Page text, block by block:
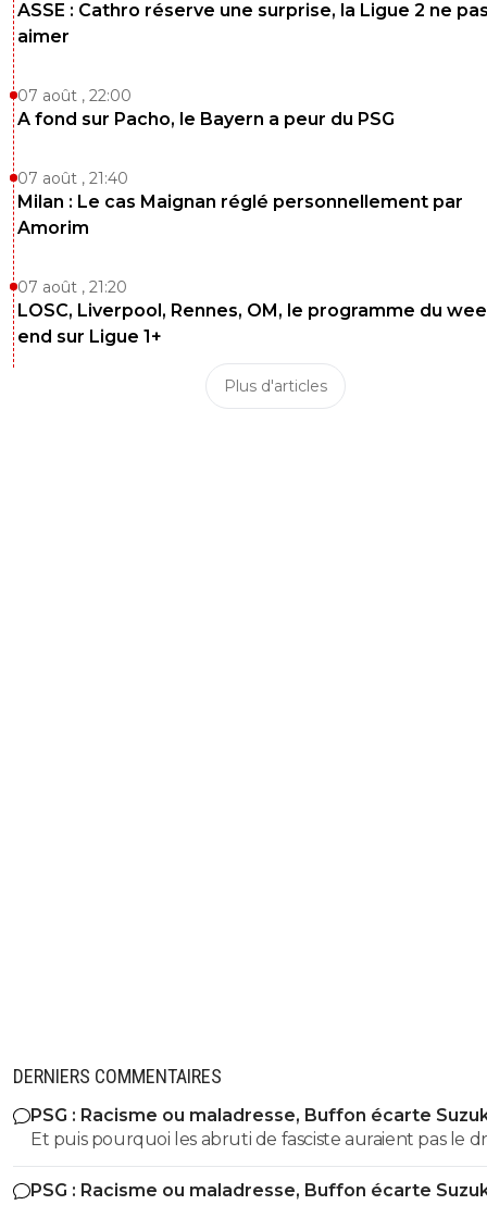
ASSE : Cathro réserve une surprise, la Ligue 2 ne
aimer
07 août , 22:00
A fond sur Pacho, le Bayern a peur du PSG
07 août , 21:40
Milan : Le cas Maignan réglé personnellement par
Amorim
07 août , 21:20
LOSC, Liverpool, Rennes, OM, le programme du
end sur Ligue 1+
Plus d'articles
DERNIERS COMMENTAIRES
PSG : Racisme ou maladresse, Buffon écarte
Et puis pourquoi les abruti de fasciste auraient pas le
s'exprimer? Toi t'es un gros débile qui sait pas faire la
différence entre nazisme et fascisme, t'a bien le droit de
PSG : Racisme ou maladresse, Buffon écarte